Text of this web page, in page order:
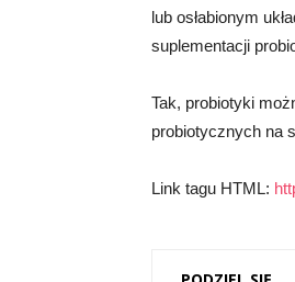
lub osłabionym
suplementacji
Tak, probiotyki
probiotycznych na
Link tagu HTML: